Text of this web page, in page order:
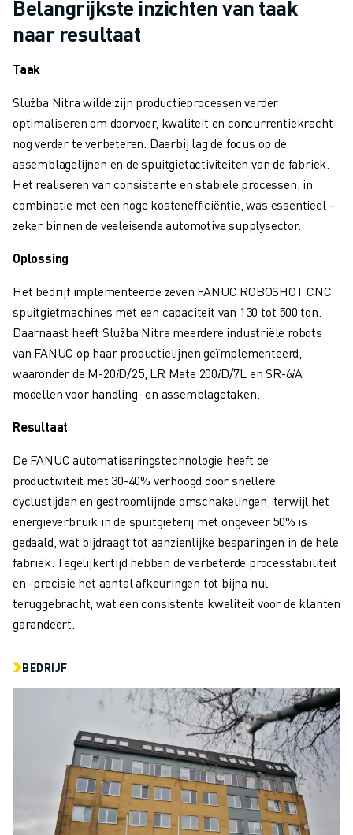
OPLEIDING & ONDERWIJS
OPLOSSINGEN VOOR HET ONDERWIJS
ONDERWIJS EVENEMENTEN
NIEUWS & MEDIA
NIEUWS & MEDIA
EVENEMENTEN
ONDERWIJS EVENEMENTEN
OVER FANUC
OVER FANUC
FANUC IN EUROPA
DUURZAAMHEID
JOBS
SHAPE YOUR FUTURE WITH FANUC
JOIN US » JOB PORTAAL
CONTACT
CONTACT
COLOFON
Belangrijkste inzichten van taak
naar resultaat
Taak
Služba Nitra wilde zijn productieprocessen verder
optimaliseren om doorvoer, kwaliteit en concurrentiekracht
nog verder te verbeteren. Daarbij lag de focus op de
assemblagelijnen en de spuitgietactiviteiten van de fabriek.
Het realiseren van consistente en stabiele processen, in
combinatie met een hoge kostenefficiëntie, was essentieel –
zeker binnen de veeleisende automotive supplysector.
Oplossing
Het bedrijf implementeerde zeven FANUC ROBOSHOT CNC
spuitgietmachines met een capaciteit van 130 tot 500 ton.
Daarnaast heeft Služba Nitra meerdere industriële robots
van FANUC op haar productielijnen geïmplementeerd,
waaronder de M-20𝑖D/25, LR Mate 200𝑖D/7L en SR-6𝑖A
modellen voor handling- en assemblagetaken
Resultaat
De FANUC automatiseringstechnologie heeft de
productiviteit met 30-40% verhoogd door snellere
cyclustijden en gestroomlijnde omschakelingen, terwijl het
energieverbruik in de spuitgieterij met ongeveer 50% is
gedaald, wat bijdraagt tot aanzienlijke besparingen in de hele
fabriek. Tegelijkertijd hebben de verbeterde processtabiliteit
en -precisie het aantal afkeuringen tot bijna nul
teruggebracht, wat een consistente kwaliteit voor de klanten
garandeert
BEDRIJF